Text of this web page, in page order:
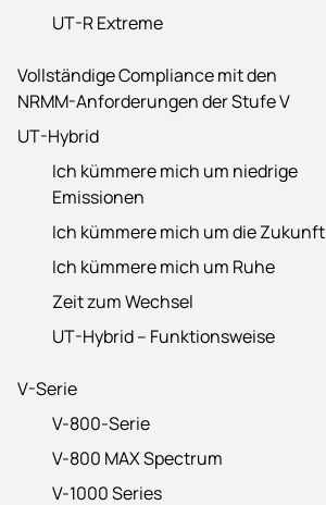
UT-R Extreme
Vollständige Compliance mit den
NRMM-Anforderungen der Stufe V
UT-Hybrid
Ich kümmere mich um niedrige
Emissionen
Ich kümmere mich um die Zukunft
Ich kümmere mich um Ruhe
Zeit zum Wechsel
UT-Hybrid – Funktionsweise
V-Serie
V-800-Serie
V-800 MAX Spectrum
V-1000 Series